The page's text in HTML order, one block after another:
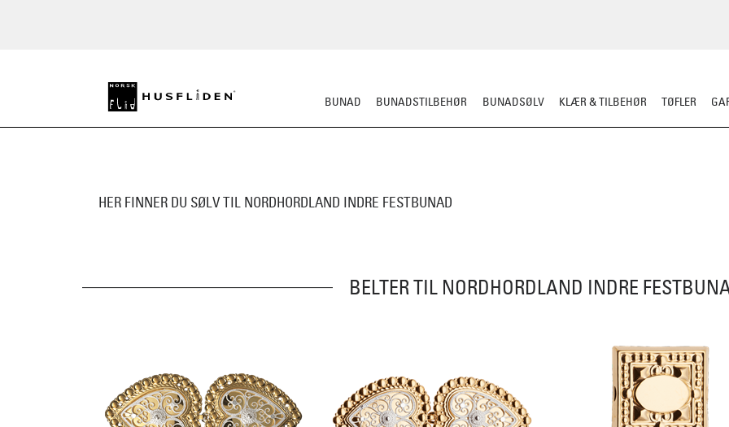
BUNAD BUNADSTILBEHØR BUNADSØLV KLÆR & TILBEHØR TØFLER
HER FINNER DU SØLV TIL NORDHORDLAND INDRE FESTBUNAD
BELTER TIL NORDHORDLAND INDRE